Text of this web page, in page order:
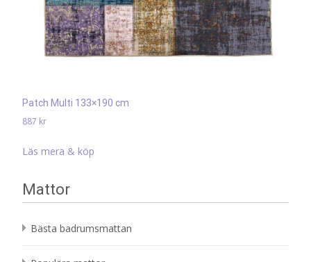
Patch Multi 133×190 cm
887 kr
Läs mera & köp
Mattor
Bästa badrumsmattan